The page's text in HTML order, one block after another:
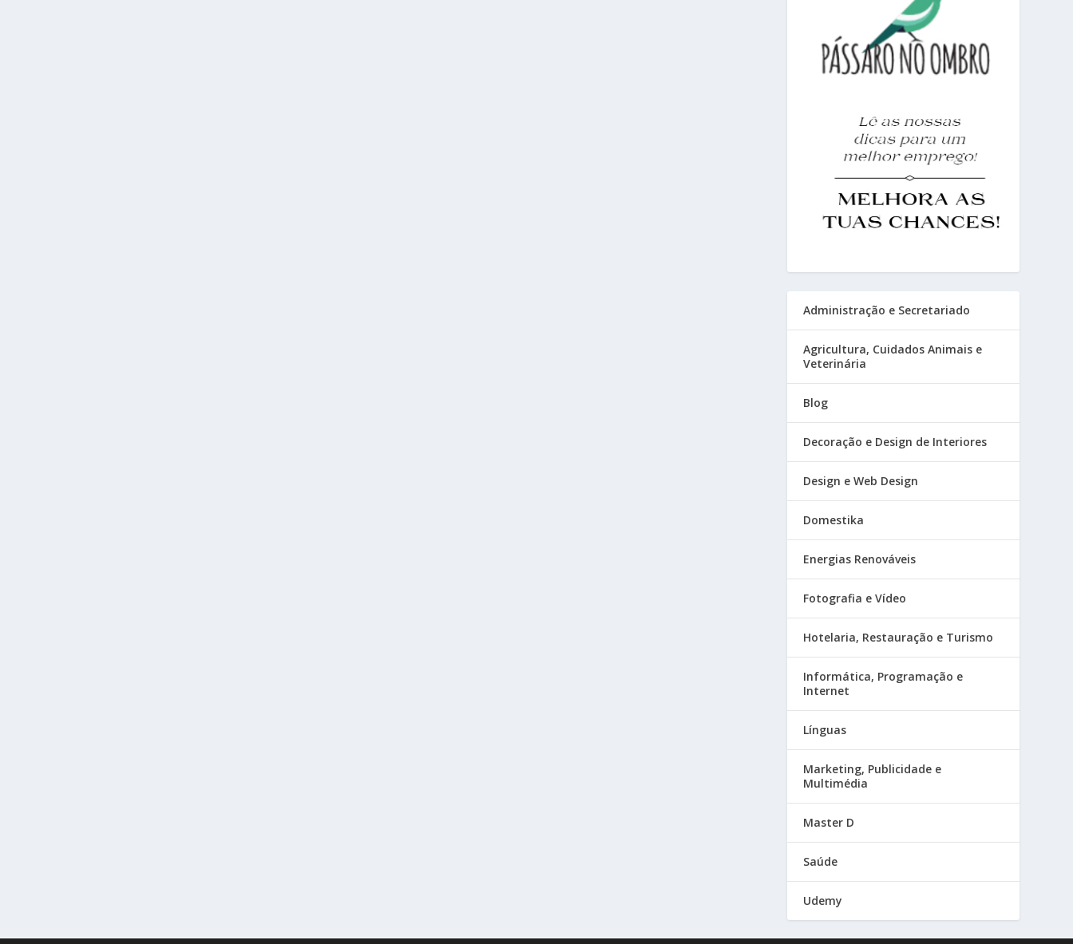
Administração e Secretariado
Agricultura, Cuidados Animais e
Veterinária
Blog
Decoração e Design de Interiores
Design e Web Design
Domestika
Energias Renováveis
Fotografia e Vídeo
Hotelaria, Restauração e Turismo
Informática, Programação e
Internet
Línguas
Marketing, Publicidade e
Multimédia
Master D
Saúde
Udemy